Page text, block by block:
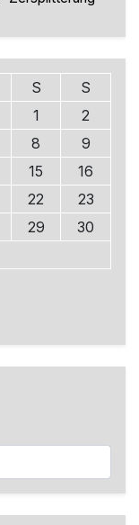
S
S
1
2
8
9
15
16
22
23
29
30